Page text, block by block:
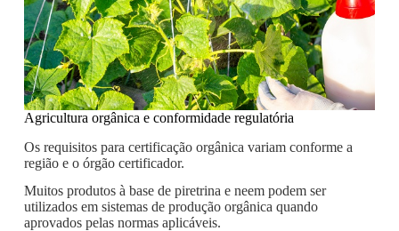
Agricultura orgânica e conformidade regulatória
Os requisitos para certificação orgânica variam conforme a
região e o órgão certificador.
Muitos produtos à base de piretrina e neem podem ser
utilizados em sistemas de produção orgânica quando
aprovados pelas normas aplicáveis.